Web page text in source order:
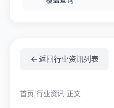
返回行业资讯列表
首页 行业资讯 正文